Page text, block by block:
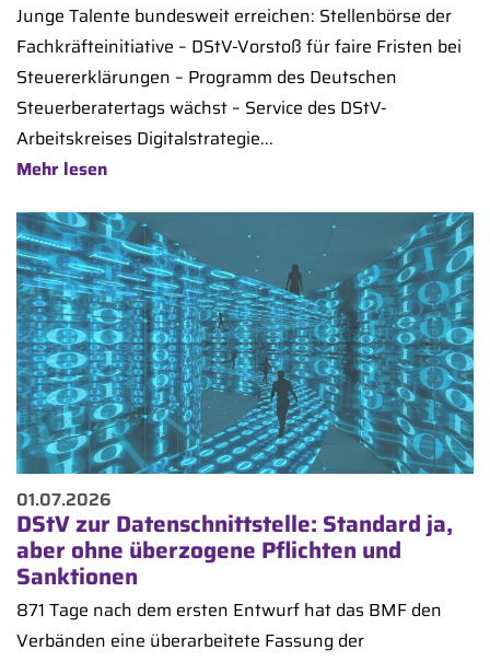
Junge Talente bundesweit erreichen: Stellenbörse der
Fachkräfteinitiative – DStV-Vorstoß für faire Fristen bei
Steuererklärungen – Programm des Deutschen
Steuerberatertags wächst – Service des DStV-
Arbeitskreises Digitalstrategie...
Mehr lesen
01.07.2026
DStV zur Datenschnittstelle: Standard ja,
aber ohne überzogene Pflichten und
Sanktionen
871 Tage nach dem ersten Entwurf hat das BMF den
Verbänden eine überarbeitete Fassung der